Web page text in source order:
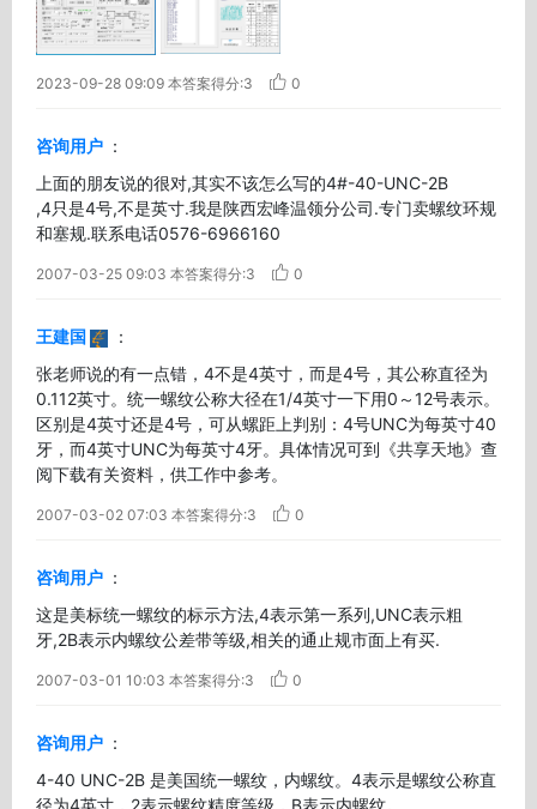
2023-09-28 09:09 本答案得分:3 0
咨询用户 ：
上面的朋友说的很对,其实不该怎么写的4#-40-UNC-2B
,4只是4号,不是英寸.我是陕西宏峰温领分公司.专门卖螺纹环规
和塞规.联系电话0576-6966160
2007-03-25 09:03 本答案得分:3 0
王建国
：
张老师说的有一点错，4不是4英寸，而是4号，其公称直径为
0.112英寸。统一螺纹公称大径在1/4英寸一下用0～12号表示。
区别是4英寸还是4号，可从螺距上判别：4号UNC为每英寸40
牙，而4英寸UNC为每英寸4牙。具体情况可到《共享天地》查
阅下载有关资料，供工作中参考。
2007-03-02 07:03 本答案得分:3 0
咨询用户 ：
这是美标统一螺纹的标示方法,4表示第一系列,UNC表示粗
牙,2B表示内螺纹公差带等级,相关的通止规市面上有买.
2007-03-01 10:03 本答案得分:3 0
咨询用户 ：
4-40 UNC-2B 是美国统一螺纹，内螺纹。4表示是螺纹公称直